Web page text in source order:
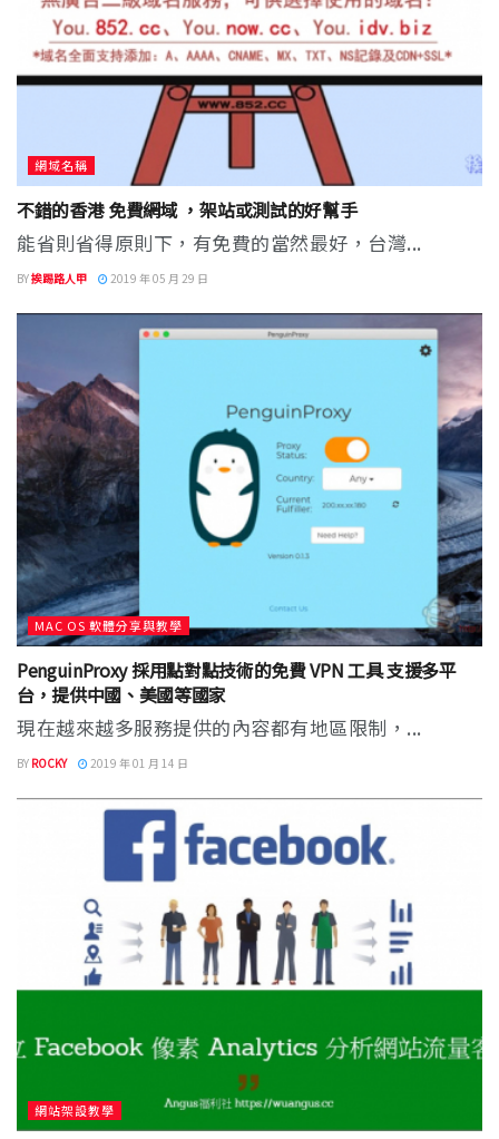
網域名稱
不錯的香港 免費網域 ，架站或測試的好幫手
能省則省得原則下，有免費的當然最好，台灣...
BY挨踢路人甲 2019 年 05 月 29 日
MAC OS 軟體分享與教學
PenguinProxy 採用點對點技術的免費 VPN 工具 支援多平
台，提供中國、美國等國家
現在越來越多服務提供的內容都有地區限制，...
BY ROCKY 2019 年 01 月 14 日
網站架設教學